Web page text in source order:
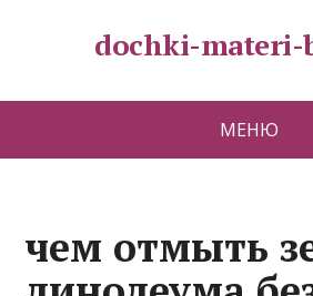
dochki-materi-
МЕНЮ
чем отмыть